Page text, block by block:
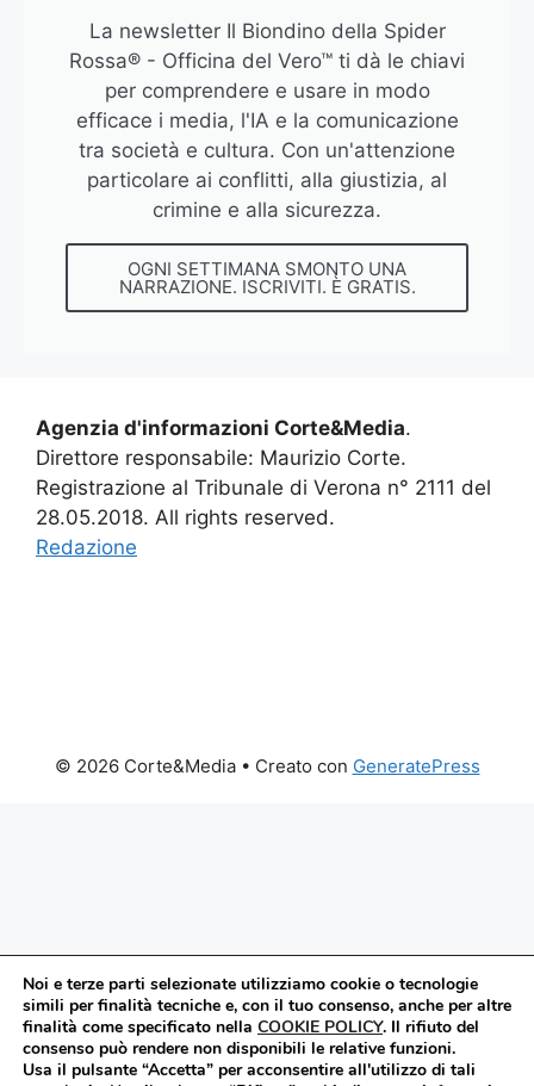
La newsletter Il Biondino della Spider
Rossa® - Officina del Vero™ ti dà le chiavi
per comprendere e usare in modo
efficace i media, l'IA e la comunicazione
tra società e cultura. Con un'attenzione
particolare ai conflitti, alla giustizia, al
crimine e alla sicurezza.
OGNI SETTIMANA SMONTO UNA
NARRAZIONE. ISCRIVITI. È GRATIS.
Agenzia d'informazioni Corte&Media.
Direttore responsabile: Maurizio Corte.
Registrazione al Tribunale di Verona n° 2111 del
28.05.2018. All rights reserved.
Redazione
© 2026 Corte&Media• Creato con GeneratePress
Noi e terze parti selezionate utilizziamo cookie o tecnologie
simili per finalità tecniche e, con il tuo consenso, anche per altre
finalità come specificato nella COOKIE POLICY. Il rifiuto del
consenso può rendere non disponibili le relative funzioni.
Usa il pulsante “Accetta” per acconsentire all'utilizzo di tali